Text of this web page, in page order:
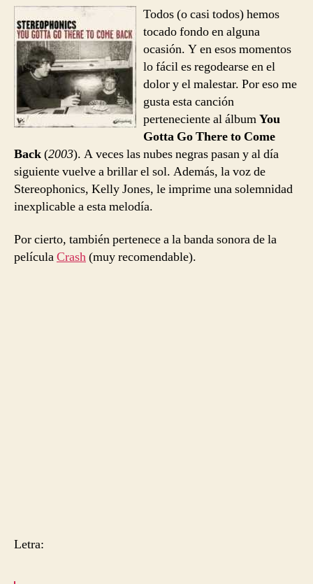
Maybe
Tomorrow
Todos (o casi todos) hemos
tocado fondo en alguna
ocasión. Y en esos momentos
lo fácil es regodearse en el
dolor y el malestar. Por eso me
gusta esta canción
perteneciente al álbumYou
Gotta Go There to Come
Back(2003). A veces las nubes negras pasan y al día
siguiente vuelve a brillar el sol. Además, la voz de
Stereophonics, Kelly Jones, le imprime una solemnidad
inexplicable a esta melodía.
Por cierto, también pertenece a la banda sonora de la
películaCrash(muy recomendable).
Letra: